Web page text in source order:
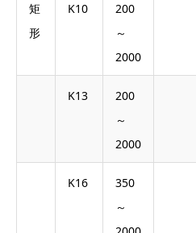
矩
形
K10
200
～
2000
K13
200
～
2000
K16
350
～